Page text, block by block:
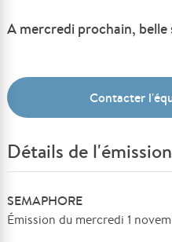
A mercredi prochain, belle
Contacter
Détails de l'émission
SEMAPHORE
Émission du mercredi 1